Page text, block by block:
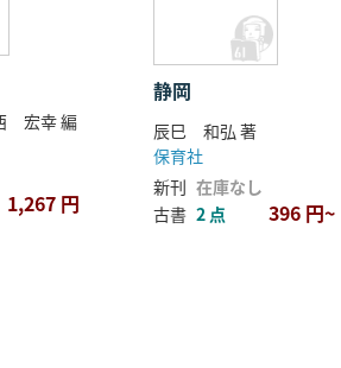
宏幸 編
1,267 円
静岡
辰巳 和弘 著
保育社
新刊 在庫なし
古書 2 点 396 円~